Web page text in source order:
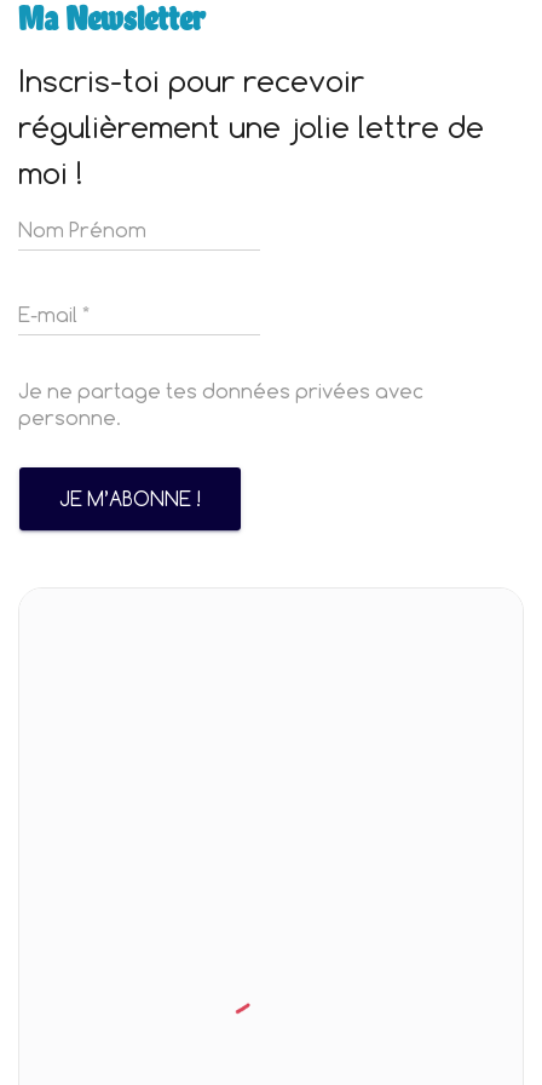
Ma Newsletter
Inscris-toi pour recevoir
régulièrement une jolie lettre de
moi !
Je ne partage tes données privées avec
personne.